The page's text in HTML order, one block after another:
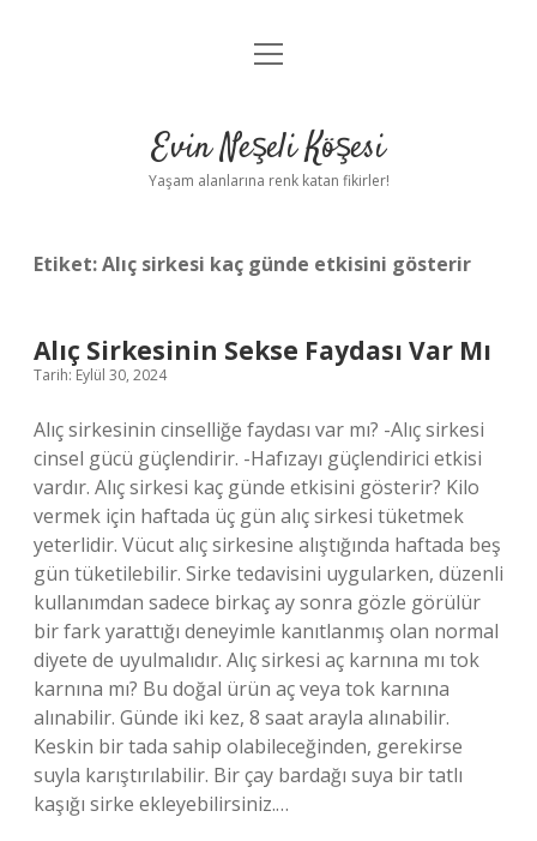
Anasayfa
Yasal Uyarı
menüyü
Evin Neşeli Köşesi
Yaşam alanlarına renk katan fikirler!
Etiket:Alıç sirkesi kaç günde etkisini gösterir
Alıç Sirkesinin Sekse Faydası Var Mı
Tarih: Eylül 30, 2024
Alıç sirkesinin cinselliğe faydası var mı? -Alıç sirkesi
cinsel gücü güçlendirir. -Hafızayı güçlendirici etkisi
vardır. Alıç sirkesi kaç günde etkisini gösterir? Kilo
vermek için haftada üç gün alıç sirkesi tüketmek
yeterlidir. Vücut alıç sirkesine alıştığında haftada beş
gün tüketilebilir. Sirke tedavisini uygularken, düzenli
kullanımdan sadece birkaç ay sonra gözle görülür
bir fark yarattığı deneyimle kanıtlanmış olan normal
diyete de uyulmalıdır. Alıç sirkesi aç karnına mı tok
karnına mı? Bu doğal ürün aç veya tok karnına
alınabilir. Günde iki kez, 8 saat arayla alınabilir.
Keskin bir tada sahip olabileceğinden, gerekirse
suyla karıştırılabilir. Bir çay bardağı suya bir tatlı
kaşığı sirke ekleyebilirsiniz.…